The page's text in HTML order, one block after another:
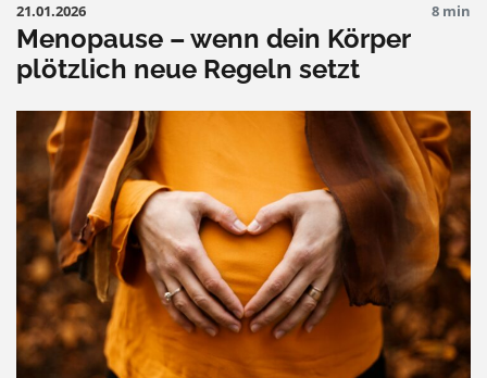
21.01.2026 8 min
Menopause – wenn dein Körper
plötzlich neue Regeln setzt